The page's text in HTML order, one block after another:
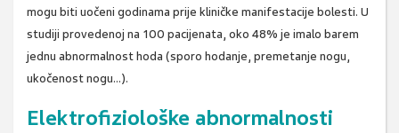
mogu biti uočeni godinama prije kliničke manifestacije bolesti. U
studiji provedenoj na 100 pacijenata, oko 48% je imalo barem
jednu abnormalnost hoda (sporo hodanje, premetanje nogu,
ukočenost nogu…).
Elektrofiziološke abnormalnosti